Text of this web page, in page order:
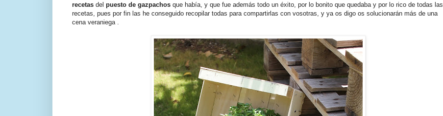
recetas del puesto de gazpachos que había, y que fue además todo un éxito, por lo bonito que quedaba y por lo rico de todas las
recetas, pues por fin las he conseguido recopilar todas para compartirlas con vosotras, y ya os digo os solucionarán más de una
cena veraniega .